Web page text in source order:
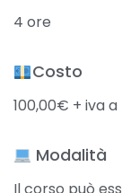
4 ore
Costo
100,00€ + iva
Modalità